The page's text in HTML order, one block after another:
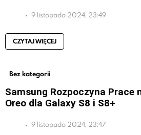
9 listopada 2024, 23:49
CZYTAJ WIĘCEJ
Bez kategorii
Samsung Rozpoczyna Prace
Oreo dla Galaxy S8 i S8+
9 listopada 2024, 23:47